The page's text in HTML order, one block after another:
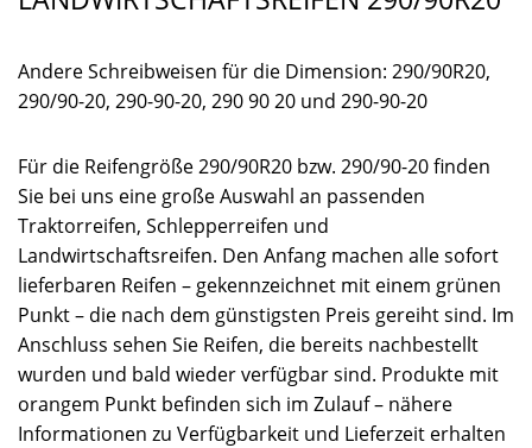
Andere Schreibweisen für die Dimension: 290/90R20,
290/90-20, 290-90-20, 290 90 20 und 290-90-20
Für die Reifengröße 290/90R20 bzw. 290/90-20 finden
Sie bei uns eine große Auswahl an passenden
Traktorreifen, Schlepperreifen und
Landwirtschaftsreifen. Den Anfang machen alle sofort
lieferbaren Reifen – gekennzeichnet mit einem grünen
Punkt – die nach dem günstigsten Preis gereiht sind. Im
Anschluss sehen Sie Reifen, die bereits nachbestellt
wurden und bald wieder verfügbar sind. Produkte mit
orangem Punkt befinden sich im Zulauf – nähere
Informationen zu Verfügbarkeit und Lieferzeit erhalten